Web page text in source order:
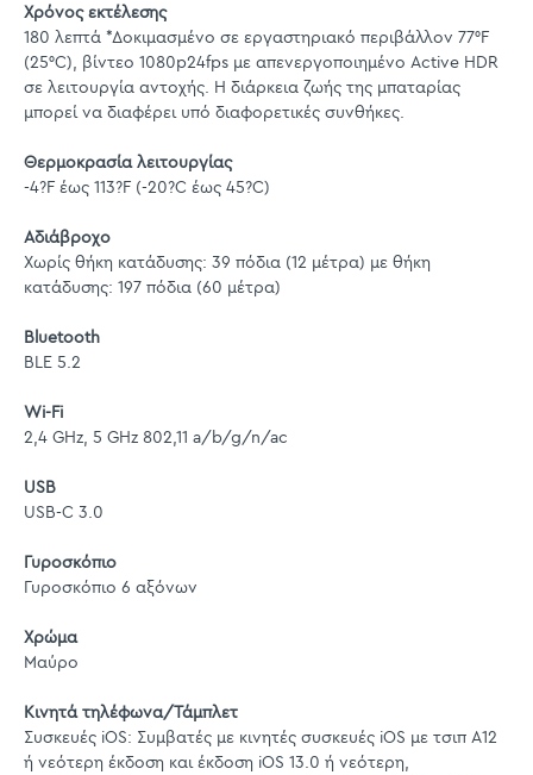
Χρόνος εκτέλεσης
180 λεπτά *Δοκιμασμένο σε εργαστηριακό περιβάλλον 77°F
(25°C), βίντεο 1080p24fps με απενεργοποιημένο Active HDR
σε λειτουργία αντοχής. Η διάρκεια ζωής της μπαταρίας
μπορεί να διαφέρει υπό διαφορετικές συνθήκες.
Θερμοκρασία λειτουργίας
-4?F έως 113?F (-20?C έως 45?C)
Αδιάβροχο
Χωρίς θήκη κατάδυσης: 39 πόδια (12 μέτρα) με θήκη
κατάδυσης: 197 πόδια (60 μέτρα)
Bluetooth
BLE 5.2
Wi-Fi
2,4 GHz, 5 GHz 802,11 a/b/g/n/ac
USB
USB-C 3.0
Γυροσκόπιο
Γυροσκόπιο 6 αξόνων
Χρώμα
Μαύρο
Κινητά τηλέφωνα/Τάμπλετ
Συσκευές iOS: Συμβατές με κινητές συσκευές iOS με τσιπ A12
ή νεότερη έκδοση και έκδοση iOS 13.0 ή νεότερη,